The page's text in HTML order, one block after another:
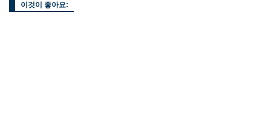
이것이 좋아요: